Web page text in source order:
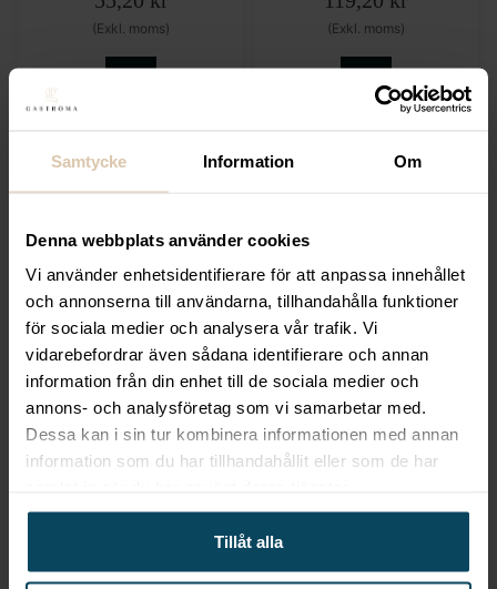
Samtycke Information Om
Denna webbplats använder cookies
Vi använder enhetsidentifierare för att anpassa innehållet
och annonserna till användarna, tillhandahålla funktioner
för sociala medier och analysera vår trafik. Vi
vidarebefordrar även sådana identifierare och annan
information från din enhet till de sociala medier och
annons- och analysföretag som vi samarbetar med.
Dessa kan i sin tur kombinera informationen med annan
information som du har tillhandahållit eller som de har
Tillåt alla
(Exkl. moms) (Exkl. moms)
Lägg till i favoriter
Bar up
Citruspress, 223 x 75 x
(h) 45mm, gul
143,20 kr
(Exkl. moms)
KÖP
Lägg till i favoriter
Hendi
Citruspress, 225 x 180
x (h) 510 mm
999,20kr
(Exkl. moms)
KÖP